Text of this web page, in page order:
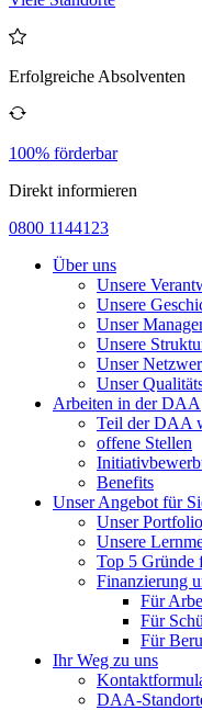
Erfolgreiche Absolventen
100% förderbar
Direkt informieren
0800 1144123
Über uns
Unsere
Unsere
Unser
Unsere
Unser
Unser
Arbeiten in der DAA
Teil der DAA
offene Stellen
Benefits
Unser Angebot für
Unser Portfolio
Unsere
Top 5
Finanzierung
Für
Für
Für
Ihr Weg zu uns
DAA-